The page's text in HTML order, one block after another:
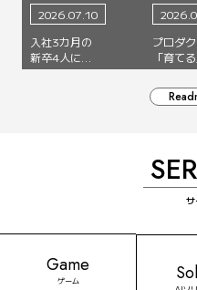
2026.07.10
入社3カ月の
新卒4人に聞
く、「KMSっ
プロダ
「育てる
術職 ―
KMSの
ニアが
Game
ゲーム